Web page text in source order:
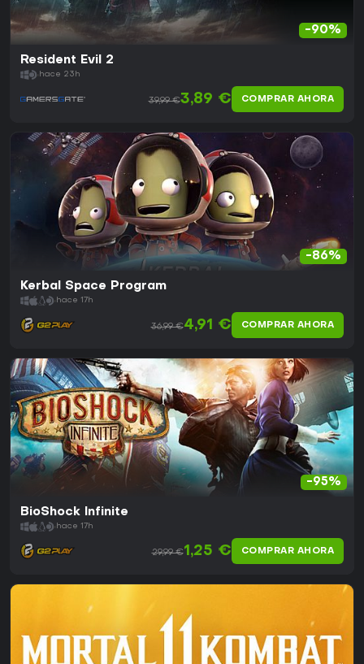
-90%
Resident Evil 2
hace 23h
39,99 €3,89 € COMPRAR AHORA
-86%
Kerbal Space Program
hace 17h
36,99 €4,91 € COMPRAR AHORA
-95%
BioShock Infinite
hace 17h
29,99 €1,25 € COMPRAR AHORA